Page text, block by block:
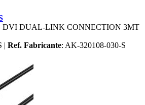
DVI DUAL-LINK CONNECTION 3MT
| Ref. Fabricante: AK-320108-030-S